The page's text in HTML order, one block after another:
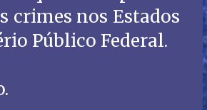
crimes nos Estados
Público Federal.